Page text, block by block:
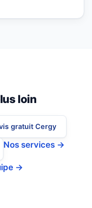
loin
gratuit Cergy
Nos services →
→